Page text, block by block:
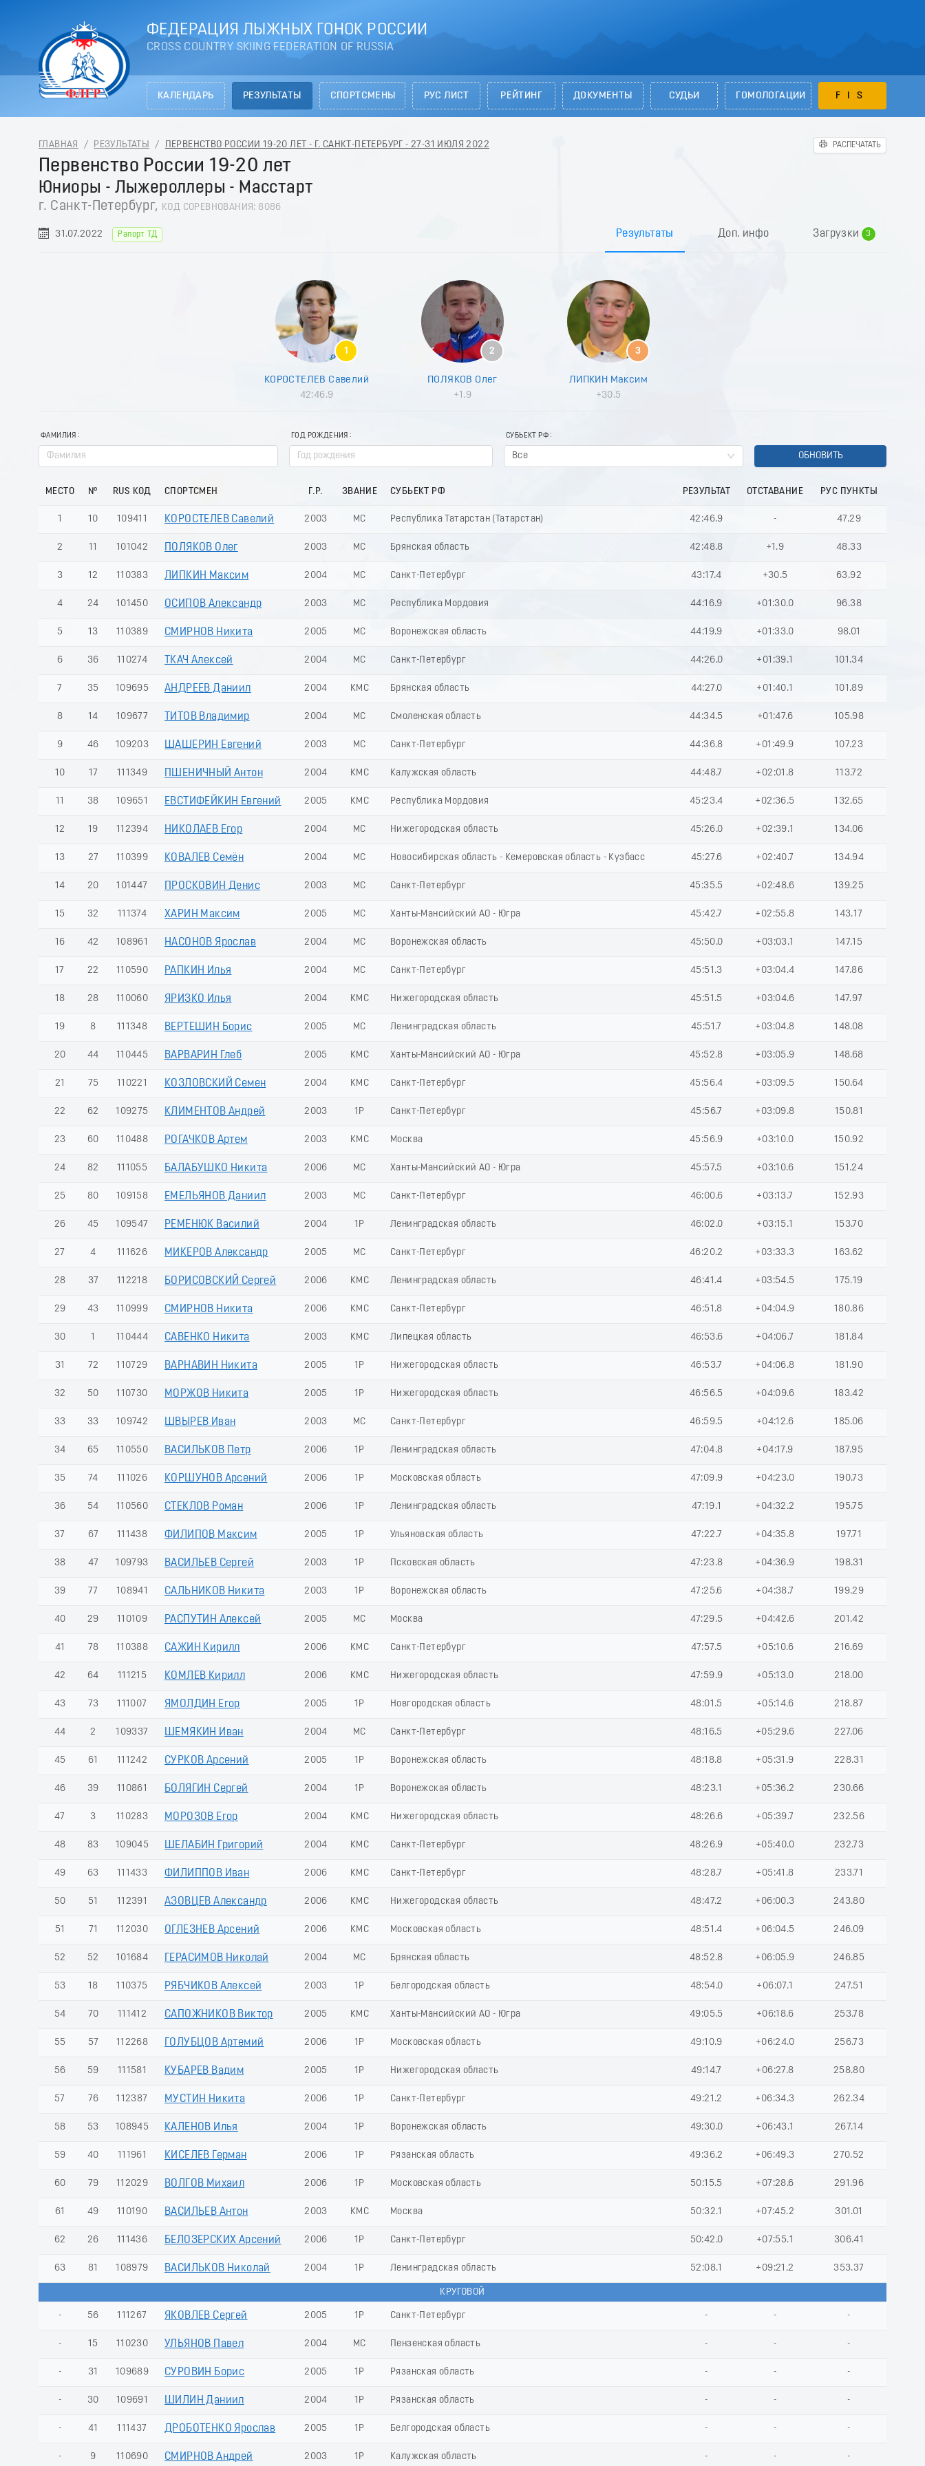
ФЕДЕРАЦИЯ ЛЫЖНЫХ ГОНОК РОССИИ
CROSS COUNTRY SKIING FEDERATION OF RUSSIA
КАЛЕНДАРЬ РЕЗУЛЬТАТЫ СПОРТСМЕНЫ РУС ЛИСТ РЕЙТИНГ ДОКУМЕНТЫ СУДЬИ ГОМОЛОГАЦИИ FIS
ГЛАВНАЯ / РЕЗУЛЬТАТЫ / ПЕРВЕНСТВО РОССИИ 19-20 ЛЕТ - Г. САНКТ-ПЕТЕРБУРГ - 27-31 ИЮЛЯ 2022 РАСПЕЧАТАТЬ
Первенство России 19-20 лет
Юниоры - Лыжероллеры - Масстарт
г. Санкт-Петербург, КОД СОРЕВНОВАНИЯ: 8086
31.07.2022 Рапорт ТД Результаты Доп. инфо Загрузки
3
0
2
1
КОРОСТЕЛЕВ Савелий
42:46.9
2
ПОЛЯКОВ Олег
+1.9
3
ЛИПКИН Максим
+30.5
ФАМИЛИЯ ГОД РОЖДЕНИЯ СУБЬЕКТ РФ
Все ОБНОВИТЬ
МЕСТО № RUS КОД СПОРТСМЕН Г.Р. ЗВАНИЕ СУБЬЕКТ РФ РЕЗУЛЬТАТ ОТСТАВАНИЕ РУС ПУНКТЫ
1 10 109411 КОРОСТЕЛЕВ Савелий 2003 МС Республика Татарстан (Татарстан) 42:46.9 - 47.29
2 11 101042 ПОЛЯКОВ Олег 2003 МС Брянская область 42:48.8 +1.9 48.33
3 12 110383 ЛИПКИН Максим 2004 МС Санкт-Петербург 43:17.4 +30.5 63.92
4 24 101450 ОСИПОВ Александр 2003 МС Республика Мордовия 44:16.9 +01:30.0 96.38
5 13 110389 СМИРНОВ Никита 2005 МС Воронежская область 44:19.9 +01:33.0 98.01
6 36 110274 ТКАЧ Алексей 2004 МС Санкт-Петербург 44:26.0 +01:39.1 101.34
7 35 109695 АНДРЕЕВ Даниил 2004 КМС Брянская область 44:27.0 +01:40.1 101.89
8 14 109677 ТИТОВ Владимир 2004 МС Смоленская область 44:34.5 +01:47.6 105.98
9 46 109203 ШАШЕРИН Евгений 2003 МС Санкт-Петербург 44:36.8 +01:49.9 107.23
10 17 111349 ПШЕНИЧНЫЙ Антон 2004 КМС Калужская область 44:48.7 +02:01.8 113.72
11 38 109651 ЕВСТИФЕЙКИН Евгений 2005 КМС Республика Мордовия 45:23.4 +02:36.5 132.65
12 19 112394 НИКОЛАЕВ Егор 2004 МС Нижегородская область 45:26.0 +02:39.1 134.06
13 27 110399 КОВАЛЕВ Семён 2004 МС Новосибирская область - Кемеровская область - Кузбасс 45:27.6 +02:40.7 134.94
14 20 101447 ПРОСКОВИН Денис 2003 МС Санкт-Петербург 45:35.5 +02:48.6 139.25
15 32 111374 ХАРИН Максим 2005 МС Ханты-Мансийский АО - Югра 45:42.7 +02:55.8 143.17
16 42 108961 НАСОНОВ Ярослав 2004 МС Воронежская область 45:50.0 +03:03.1 147.15
17 22 110590 РАПКИН Илья 2004 МС Санкт-Петербург 45:51.3 +03:04.4 147.86
18 28 110060 ЯРИЗКО Илья 2004 КМС Нижегородская область 45:51.5 +03:04.6 147.97
19 8 111348 ВЕРТЕШИН Борис 2005 МС Ленинградская область 45:51.7 +03:04.8 148.08
20 44 110445 ВАРВАРИН Глеб 2005 КМС Ханты-Мансийский АО - Югра 45:52.8 +03:05.9 148.68
21 75 110221 КОЗЛОВСКИЙ Семен 2004 КМС Санкт-Петербург 45:56.4 +03:09.5 150.64
22 62 109275 КЛИМЕНТОВ Андрей 2003 1Р Санкт-Петербург 45:56.7 +03:09.8 150.81
23 60 110488 РОГАЧКОВ Артем 2003 КМС Москва 45:56.9 +03:10.0 150.92
24 82 111055 БАЛАБУШКО Никита 2006 МС Ханты-Мансийский АО - Югра 45:57.5 +03:10.6 151.24
25 80 109158 ЕМЕЛЬЯНОВ Даниил 2003 МС Санкт-Петербург 46:00.6 +03:13.7 152.93
26 45 109547 РЕМЕНЮК Василий 2004 1Р Ленинградская область 46:02.0 +03:15.1 153.70
27 4 111626 МИКЕРОВ Александр 2005 МС Санкт-Петербург 46:20.2 +03:33.3 163.62
28 37 112218 БОРИСОВСКИЙ Сергей 2006 КМС Ленинградская область 46:41.4 +03:54.5 175.19
29 43 110999 СМИРНОВ Никита 2006 КМС Санкт-Петербург 46:51.8 +04:04.9 180.86
30 1 110444 САВЕНКО Никита 2003 КМС Липецкая область 46:53.6 +04:06.7 181.84
31 72 110729 ВАРНАВИН Никита 2005 1Р Нижегородская область 46:53.7 +04:06.8 181.90
32 50 110730 МОРЖОВ Никита 2005 1Р Нижегородская область 46:56.5 +04:09.6 183.42
33 33 109742 ШВЫРЕВ Иван 2003 МС Санкт-Петербург 46:59.5 +04:12.6 185.06
34 65 110550 ВАСИЛЬКОВ Петр 2006 1Р Ленинградская область 47:04.8 +04:17.9 187.95
35 74 111026 КОРШУНОВ Арсений 2006 1Р Московская область 47:09.9 +04:23.0 190.73
36 54 110560 СТЕКЛОВ Роман 2006 1Р Ленинградская область 47:19.1 +04:32.2 195.75
37 67 111438 ФИЛИПОВ Максим 2005 1Р Ульяновская область 47:22.7 +04:35.8 197.71
38 47 109793 ВАСИЛЬЕВ Сергей 2003 1Р Псковская область 47:23.8 +04:36.9 198.31
39 77 108941 САЛЬНИКОВ Никита 2003 1Р Воронежская область 47:25.6 +04:38.7 199.29
40 29 110109 РАСПУТИН Алексей 2005 МС Москва 47:29.5 +04:42.6 201.42
41 78 110388 САЖИН Кирилл 2006 КМС Санкт-Петербург 47:57.5 +05:10.6 216.69
42 64 111215 КОМЛЕВ Кирилл 2006 КМС Нижегородская область 47:59.9 +05:13.0 218.00
43 73 111007 ЯМОЛДИН Егор 2005 1Р Новгородская область 48:01.5 +05:14.6 218.87
44 2 109337 ШЕМЯКИН Иван 2004 МС Санкт-Петербург 48:16.5 +05:29.6 227.06
45 61 111242 СУРКОВ Арсений 2005 1Р Воронежская область 48:18.8 +05:31.9 228.31
46 39 110861 БОЛЯГИН Сергей 2004 1Р Воронежская область 48:23.1 +05:36.2 230.66
47 3 110283 МОРОЗОВ Егор 2004 КМС Нижегородская область 48:26.6 +05:39.7 232.56
48 83 109045 ШЕЛАБИН Григорий 2004 КМС Санкт-Петербург 48:26.9 +05:40.0 232.73
49 63 111433 ФИЛИППОВ Иван 2006 КМС Санкт-Петербург 48:28.7 +05:41.8 233.71
50 51 112391 АЗОВЦЕВ Александр 2006 КМС Нижегородская область 48:47.2 +06:00.3 243.80
51 71 112030 ОГЛЕЗНЕВ Арсений 2006 КМС Московская область 48:51.4 +06:04.5 246.09
52 52 101684 ГЕРАСИМОВ Николай 2004 МС Брянская область 48:52.8 +06:05.9 246.85
53 18 110375 РЯБЧИКОВ Алексей 2003 1Р Белгородская область 48:54.0 +06:07.1 247.51
54 70 111412 САПОЖНИКОВ Виктор 2005 КМС Ханты-Мансийский АО - Югра 49:05.5 +06:18.6 253.78
55 57 112268 ГОЛУБЦОВ Артемий 2006 1Р Московская область 49:10.9 +06:24.0 256.73
56 59 111581 КУБАРЕВ Вадим 2005 1Р Нижегородская область 49:14.7 +06:27.8 258.80
57 76 112387 МУСТИН Никита 2006 1Р Санкт-Петербург 49:21.2 +06:34.3 262.34
58 53 108945 КАЛЕНОВ Илья 2004 1Р Воронежская область 49:30.0 +06:43.1 267.14
59 40 111961 КИСЕЛЕВ Герман 2006 1Р Рязанская область 49:36.2 +06:49.3 270.52
60 79 112029 ВОЛГОВ Михаил 2006 1Р Московская область 50:15.5 +07:28.6 291.96
61 49 110190 ВАСИЛЬЕВ Антон 2003 КМС Москва 50:32.1 +07:45.2 301.01
62 26 111436 БЕЛОЗЕРСКИХ Арсений 2006 1Р Санкт-Петербург 50:42.0 +07:55.1 306.41
63 81 108979 ВАСИЛЬКОВ Николай 2004 1Р Ленинградская область 52:08.1 +09:21.2 353.37
КРУГОВОЙ
- 56 111267 ЯКОВЛЕВ Сергей 2005 1Р Санкт-Петербург - - -
- 15 110230 УЛЬЯНОВ Павел 2004 МС Пензенская область - - -
- 31 109689 СУРОВИН Борис 2005 1Р Рязанская область - - -
- 30 109691 ШИЛИН Даниил 2004 1Р Рязанская область - - -
- 41 111437 ДРОБОТЕНКО Ярослав 2005 1Р Белгородская область - - -
- 9 110690 СМИРНОВ Андрей 2003 1Р Калужская область - - -